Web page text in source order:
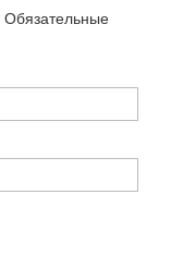
Обязательные